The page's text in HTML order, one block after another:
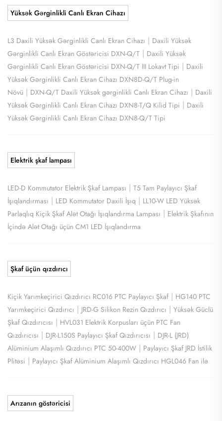
Yüksək Gərginlikli Canlı Ekran Cihazı
L3 Daxili Yüksək Gərginlikli Canlı Ekran Cihazı | Daxili Yüksək
Gərginlikli Canlı Ekran Göstəricisi DXN-Q/T | Daxili Yüksək
Gərginlikli Canlı Ekran Göstəricisi DXN-Q/T III Lokavt Tipi | Daxili
Yüksək Gərginlikli Canlı Ekran Cihazı DXN8D-Q/T Plug-in
Növü | DXN-Q/T Daxili Yüksək gərginlikli Canlı Ekran Cihazı | Daxili
Yüksək Gərginlikli Canlı Ekran Cihazı DXN8-T/Q Kilid Tipi | Daxili
Yüksək Gərginlikli Canlı Ekran Cihazı DXN8-Q/T Tipi
Elektrik şkaf lampası
LED-D Kommutator Elektrik Şkaf Lampası | T5 Tam Paylayıcı Şkaf
İşıqlandırması | LED Kommutator Daxili İşıq | LL10-W LED Yüksək
Parlaqlıq Kiçik Şkaf Alət Otağı İşıqlandırma Lampası | Elektrik Şkafının
İçində Alət Otağı üçün CM1 LED İşıqlandırma
Şkaf üçün qızdırıcı
Kiçik Yarımkeçirici Qızdırıcı RC016 PTC Paylayıcı Şkaf | HG140 PTC
Yarımkeçirici Qızdırıcı | JRD-G Silikon Rezin Qızdırıcı | Yüksək Güclü
Şkaf Qızdırıcısı | HVL031 Elektrik Korpusları üçün PTC Fan
Qızdırıcısı | DJR-L150S Paylayıcı Şkaf Qızdırıcısı | DJR-L (JRD)
Alüminium Alaşımlı Qızdırıcı PTC 50-400W | Paylayıcı Şkaf JRD İstilik
Plitəsi | Paylayıcı Şkaf Alüminium Alaşımlı Qızdırıcı HGL046 Fan ilə
Arızanın göstəricisi